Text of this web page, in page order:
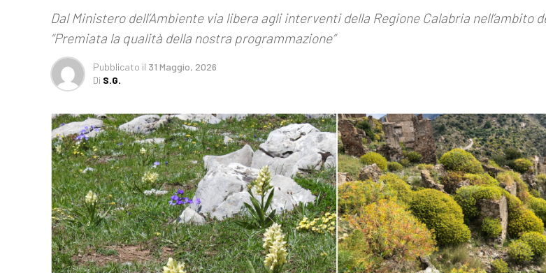
Dal Ministero dell’Ambiente via libera agli interventi della Regione Calabria
“Premiata la qualità della nostra programmazione”
Pubblicato il 31 Maggio, 2026
Di S.G.